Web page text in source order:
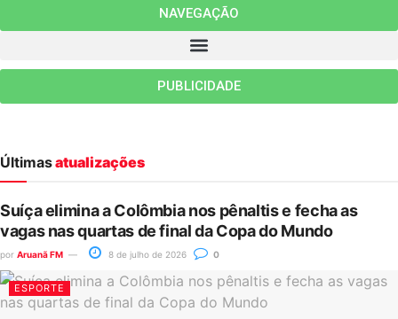
NAVEGAÇÃO
PUBLICIDADE
Últimasatualizações
Suíça elimina a Colômbia nos pênaltis e fecha as
vagas nas quartas de final da Copa do Mundo
por Aruanã FM 8 de julho de 2026 0
ESPORTE